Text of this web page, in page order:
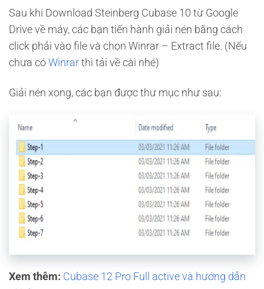
Sau khi Download Steinberg Cubase 10 từ Google
Drive về máy, các bạn tiến hành giải nén bằng cách
click phải vào file và chọn Winrar – Extract file. (Nếu
chưa có Winrar thì tải về cài nhé)
Giải nén xong, các bạn được thư mục như sau:
Xem thêm: Cubase 12 Pro Full active và hướng dẫn